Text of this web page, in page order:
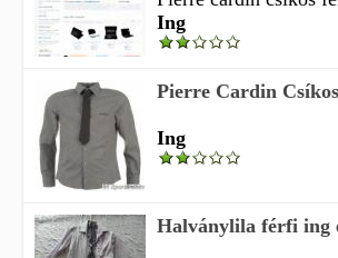
Ing
Pierre Cardin
Ing
Halványlila férfi ing